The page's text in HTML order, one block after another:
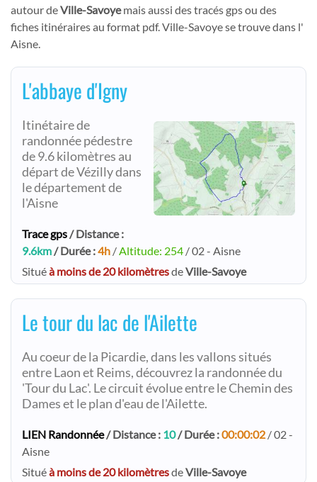
autour deVille-Savoyemais aussi des tracés gps ou des
fiches itinéraires au format pdf. Ville-Savoye se trouve dans l'
Aisne.
L'abbaye d'Igny
Itinétaire de
randonnée pédestre
de 9.6 kilomètres au
départ de Vézilly dans
le département de
l'Aisne
Trace gps/ Distance :
9.6km/ Durée :4h /Altitude: 254 / 02 - Aisne
Situéà moins de 20 kilomètresdeVille-Savoye
Le tour du lac de l'Ailette
Au coeur de la Picardie, dans les vallons situés
entre Laon et Reims, découvrez la randonnée du
'Tour du Lac'. Le circuit évolue entre le Chemin des
Dames et le plan d'eau de l'Ailette.
LIEN Randonnée/ Distance : 10/ Durée :00:00:02 / 02 -
Aisne
Situéà moins de 20 kilomètresdeVille-Savoye